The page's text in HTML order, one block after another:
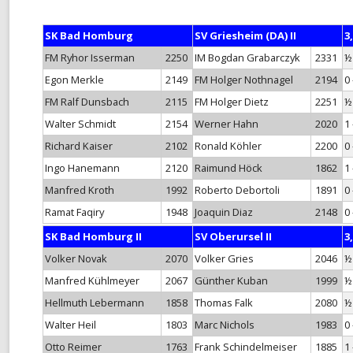
TURNIER-SIMULTAN
SCHNELLSCHACH-
CHESS960-MEISTERSCHAFT
TANDEM-BLITZ-MEISTERSCHAFT
FRÜHSOMMER-CUP
SK Bad Homburg SV Griesheim (DA) II
FM Ryhor Isserman
2250 IM Bogdan Grabarczyk 2331
½
Egon Merkle
2149 FM Holger Nothnagel 2194 0
FM Ralf Dunsbach
2115 FM Holger Dietz 2251
½
Walter Schmidt
2154 Werner Hahn 2020 1
Richard Kaiser
2102 Ronald Köhler 2200 0
Ingo Hanemann
2120 Raimund Höck 1862 1
Manfred Kroth
1992 Roberto Debortoli 1891
0
Ramat Faqiry
1948 Joaquin Diaz 2148 0
SK Bad Homburg II
SV Oberursel II
Volker Novak
2070 Volker Gries 2046 ½
Manfred Kühlmeyer
2067 Günther Kuban 1999 ½
Hellmuth Lebermann
1858 Thomas Falk 2080 ½
Walter Heil
1803 Marc Nichols 1983 0
Otto Reimer
1763 Frank Schindelmeiser 1885
1